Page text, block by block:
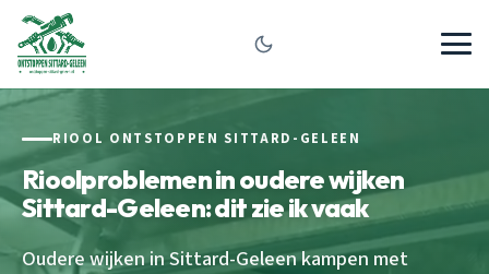
RIOOL ONTSTOPPEN SITTARD-GELEEN
Rioolproblemen in oudere wijken
Sittard-Geleen: dit zie ik vaak
Oudere wijken in Sittard-Geleen kampen met